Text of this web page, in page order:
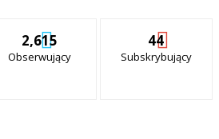
2,615
Obserwujący
44
Subskrybujący